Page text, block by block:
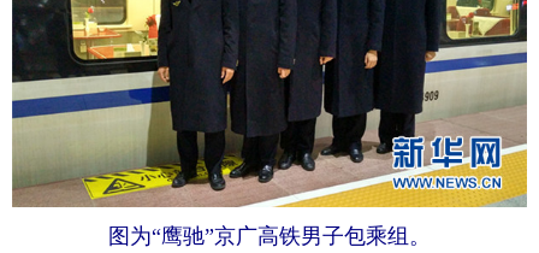
图为“鹰驰”京广高铁男子包乘组。